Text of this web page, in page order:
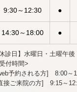
9:30～12:30 ●
14:30～18:00 ●
診日】水曜日・土曜午後
付時間>
予約される方] 8:00
接ご来院の方] 9:15～